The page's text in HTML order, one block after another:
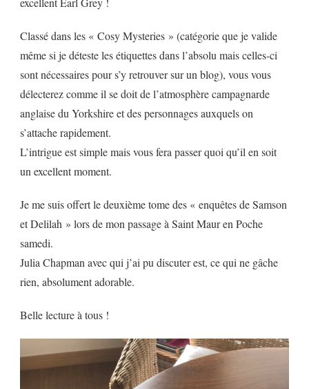
Classé dans les « Cosy Mysteries » (catégorie que je valide
même si je déteste les étiquettes dans l’absolu mais celles-ci
sont nécessaires pour s’y retrouver sur un blog), vous vous
délecterez comme il se doit de l’atmosphère campagnarde
anglaise du Yorkshire et des personnages auxquels on
s’attache rapidement.
L’intrigue est simple mais vous fera passer quoi qu’il en soit
un excellent moment.
Je me suis offert le deuxième tome des « enquêtes de Samson
et Delilah » lors de mon passage à Saint Maur en Poche
samedi.
Julia Chapman avec qui j’ai pu discuter est, ce qui ne gâche
rien, absolument adorable.
Belle lecture à tous !